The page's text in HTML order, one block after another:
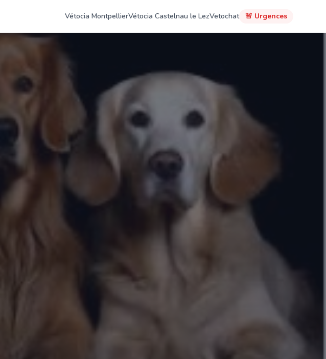
Vétocia MontpellierVétocia Castelnau le LezVetochat 🚨 Urgences